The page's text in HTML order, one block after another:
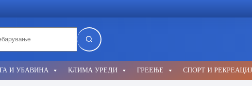
И УБАВИНА КЛИМА УРЕДИ ГРЕЕЊЕ СПОРТ И